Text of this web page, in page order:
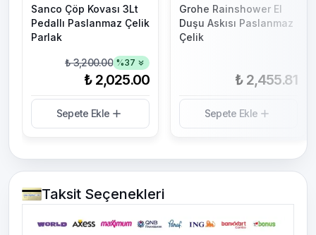
Sanco Çöp Kovası 3Lt
Pedallı Paslanmaz Çelik
Parlak
₺ 3,200.00 %37
₺ 2,025.00
Sepete Ekle
Grohe Rainshower El
Duşu Askısı Paslanmaz
Çelik
₺ 2,455.81
Sepete Ekle
Taksit Seçenekleri